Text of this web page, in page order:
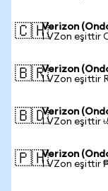
🇨🇭Verizon
1 VZon eşittir
🇧🇷Verizon
1 VZon eşittir
🇧🇩Verizon
1 VZon eşittir
🇵🇭Verizon
1 VZon eşittir